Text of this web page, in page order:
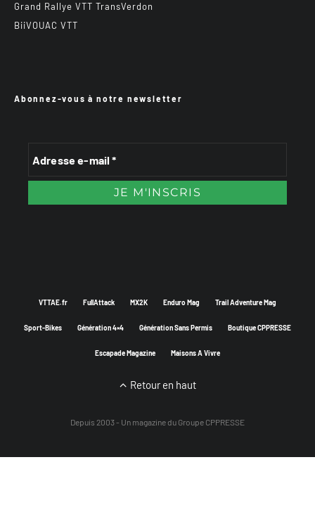
Grand Rallye VTT TransVerdon
BiiVOUAC VTT
Abonnez-vous à notre newsletter
VTTAE.fr FullAttack MX2K Enduro Mag Trail Adventure Mag
Sport-Bikes Génération 4×4 Génération Sans Permis Boutique CPPRESSE
Escapade Magazine Maisons A Vivre
Retour en haut
Depuis 2003 - Un magazine du Groupe CPPRESSE